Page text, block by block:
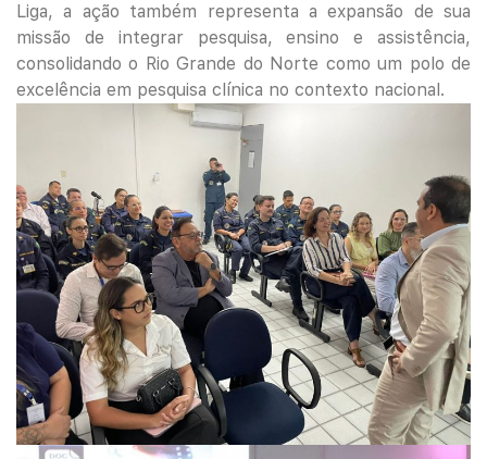
Liga, a ação também representa a expansão de sua
missão de integrar pesquisa, ensino e assistência,
consolidando o Rio Grande do Norte como um polo de
excelência em pesquisa clínica no contexto nacional.